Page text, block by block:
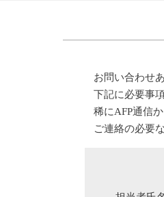
お問い合わせ
下記に必要事
稀にAFP通信
ご連絡の必要